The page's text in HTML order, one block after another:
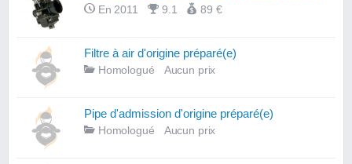
En 2011 9.1 89 €
Filtre à air d'origine préparé(e)
Homologué Aucun prix
Pipe d'admission d'origine préparé(e)
Homologué Aucun prix